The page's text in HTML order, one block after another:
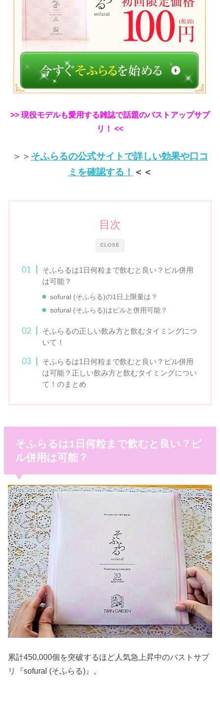
>> 現役モデルも愛用する雑誌で話題のバストアップサプ
リ！ <<
＞＞ そふらるの公式サイトで詳しい効果や口コ
ミを確認する！ ＜＜
CLOSE
目次
そふらるは1日何粒まで飲むと良い？ピル併用
は可能？
sofural (そふらる)の1日上限量は？
sofural (そふらる)はピルと併用可能？
そふらるの正しい飲み方と飲むタイミングにつ
いて！
そふらるは1日何粒まで飲むと良い？ピル併用
は可能？正しい飲み方と飲むタイミングについ
て！のまとめ
そふらるは1日何粒まで飲むと良い？ピ
ル併用は可能？
累計450,000個を突破するほど人気急上昇中のバストサプ
リ『sofural (そふらる)』。